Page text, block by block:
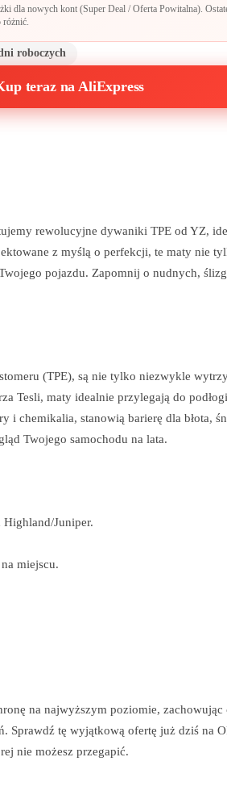
dla nowych kont (Super Deal / Oferta Powitalna).
różnić.
roboczych
teraz na AliExpress
rewolucyjne dywaniki TPE od YZ,
z myślą o perfekcji, te maty nie
pojazdu. Zapomnij o nudnych,
(TPE), są nie tylko niezwykle
Tesli, maty idealnie przylegają do
i chemikalia, stanowią barierę dla błota,
Twojego samochodu na lata.
Juniper.
miejscu.
na najwyższym poziomie, zachowując
Sprawdź tę wyjątkową ofertę już dziś na
nie możesz przegapić.